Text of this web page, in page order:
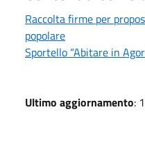
Raccolta firme per
popolare
Sportello “Abitare in
Ultimo aggiornamento: